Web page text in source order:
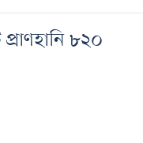
৮২০